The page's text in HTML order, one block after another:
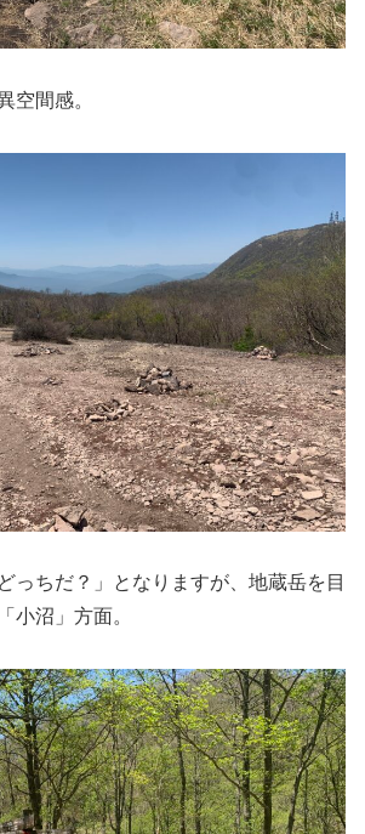
空間感。
っちだ？」となりますが、地蔵岳を目
小沼」方面。